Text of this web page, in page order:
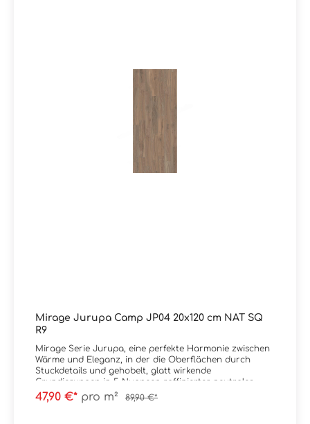
Mirage Jurupa Camp JP04 20x120 cm NAT SQ
R9
Mirage Serie Jurupa, eine perfekte Harmonie zwischen
Wärme und Eleganz, in der die Oberflächen durch
Stuckdetails und gehobelt, glatt wirkende
Grundierungen in 5 Nuancen raffinierter neutraler
Farbtöne bereichert werden.
Material: FeinsteinzeugFormat: 20x120 cmStärke: 9
47,90 €* pro m² 89,90 €*